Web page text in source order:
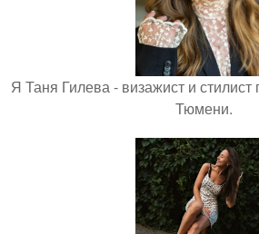
Я Таня Гилева - визажист и стилист
Тюмени.